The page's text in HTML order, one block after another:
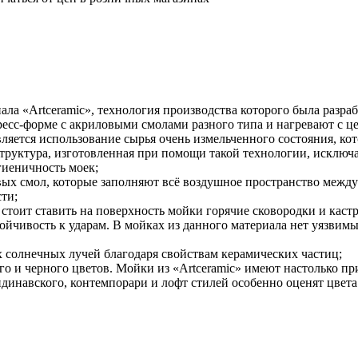
«Artceramic», технология производства которого была
форме с акриловыми смолами разного типа и нагревают с
использование сырья очень измельченного состояния,
изготовленная при помощи такой технологии,
моек;
смол, которые заполняют всё воздушное пространство
ставить на поверхность мойки горячие сковородки и
к ударам. В мойках из данного материала нет
лучей благодаря свойствам керамических частиц;
и черного цветов. Мойки из «Artceramic» имеют настолько
контемпорари и лофт стилей особенно оценят